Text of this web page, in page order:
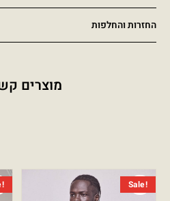
החזרות והחלפות
מוצרים
Sale!
המחיר
המחיר